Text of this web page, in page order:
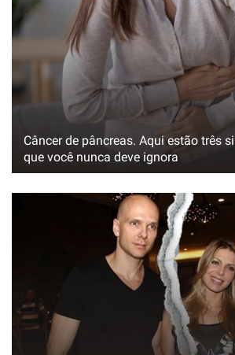
Câncer de pâncreas. Aqui estão três
que você nunca deve ignora